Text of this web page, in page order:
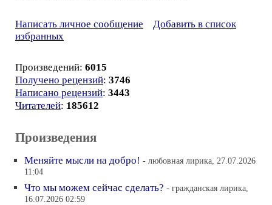
Написать личное сообщение
Добавить в список
избранных
Произведений: 6015
Получено рецензий: 3746
Написано рецензий: 3443
Читателей: 185612
Произведения
Меняйте мысли на добро! - любовная лирика, 27.07.2026
11:04
Что мы можем сейчас сделать? - гражданская лирика,
16.07.2026 02:59